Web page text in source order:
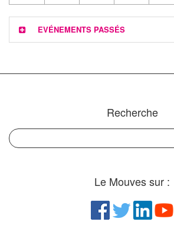
EVÉNEMENTS PASSÉS
Recherche
Le Mouves sur :